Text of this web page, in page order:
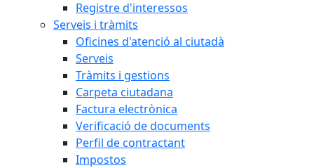
Registre d'interessos
Serveis i tràmits
Oficines d'atenció al ciutadà
Serveis
Tràmits i gestions
Carpeta ciutadana
Factura electrònica
Verificació de documents
Perfil de contractant
Impostos